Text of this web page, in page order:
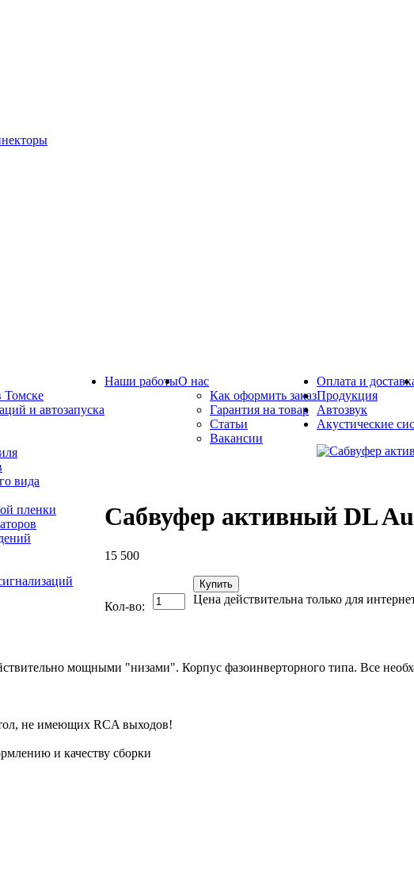
Томске
и автозапуска
вида
пленки
Наши работыО нас
Как оформить заказ
Гарантия на товар
Статьи
Вакансии
Оплата и
Продукция
Автозвук
Акустические
Сабвуфер активный DL
15 500
Кол-во:
Купить
Цена действительна только для
мощными "низами". Корпус фазоинверторного типа. Все
не имеющих RCA выходов!
и качеству сборки